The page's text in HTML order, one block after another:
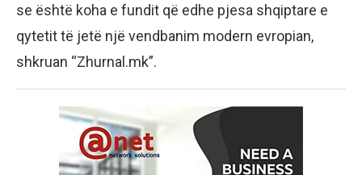
se është koha e fundit që edhe pjesa shqiptare e
qytetit të jetë një vendbanim modern evropian,
shkruan “Zhurnal.mk”.